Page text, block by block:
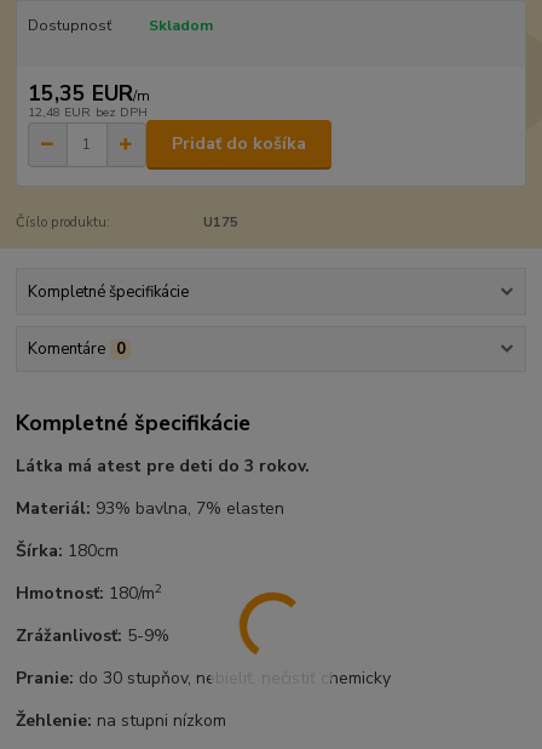
Dostupnosť Skladom
15,35 EUR/m
12,48 EUR bez DPH
Pridať do košíka
Číslo produktu: U175
Kompletné špecifikácie
Komentáre 0
Kompletné špecifikácie
Látka má atest pre deti do 3 rokov.
Materiál: 93% bavlna, 7% elasten
Šírka: 180cm
Hmotnosť: 180/m2
Zrážanlivosť: 5-9%
Pranie: do 30 stupňov, nebieliť, nečistiť chemicky
Žehlenie: na stupni nízkom